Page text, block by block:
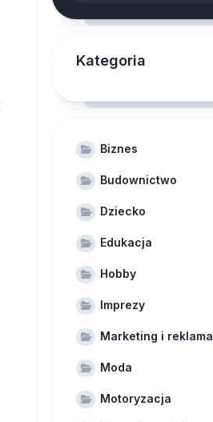
Kategoria
Biznes
Budownictwo
Dziecko
Edukacja
Hobby
Imprezy
Marketing i reklama
Moda
Motoryzacja